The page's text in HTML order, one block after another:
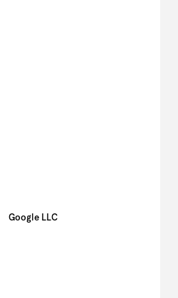
Google LLC